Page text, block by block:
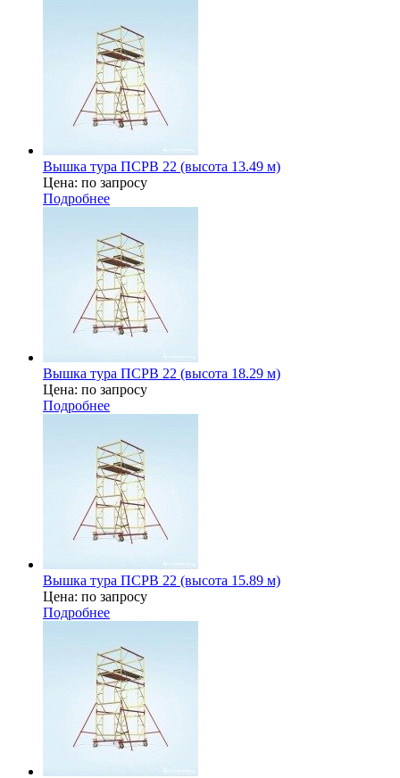
Вышка тура ПСРВ 22 (высота 13.49 м)
Цена: по запросу
Подробнее
Вышка тура ПСРВ 22 (высота 18.29 м)
Цена: по запросу
Подробнее
Вышка тура ПСРВ 22 (высота 15.89 м)
Цена: по запросу
Подробнее